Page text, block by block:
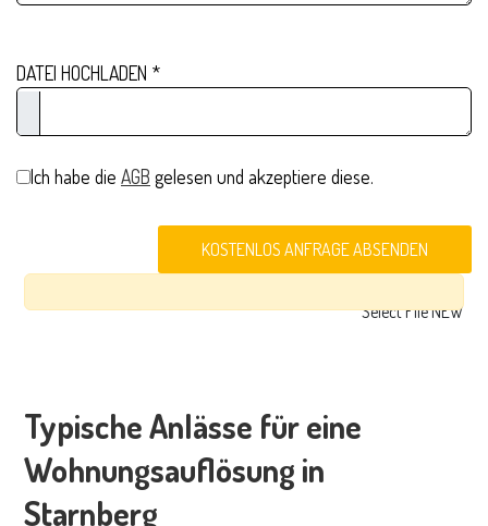
DATEI HOCHLADEN *
Ich habe die AGB gelesen und akzeptiere diese.
Typische Anlässe für eine
Wohnungsauflösung in
Starnberg